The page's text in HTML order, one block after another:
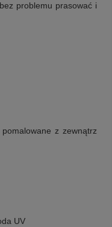
problemu prasować i
pomalowane z zewnątrz
UV